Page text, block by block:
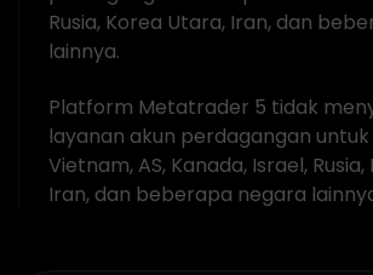
Rusia, Korea Utara, Iran, dan
lainnya.
Platform Metatrader 5 tidak
layanan akun perdagangan
Vietnam, AS, Kanada, Israel,
Iran, dan beberapa negara